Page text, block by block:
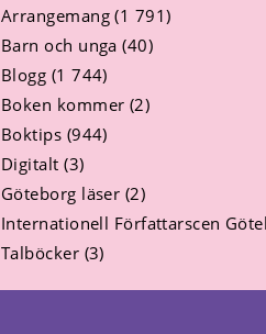
Arrangemang(1 791)
Barn och unga (40)
Blogg (1 744)
Boken kommer (2)
Boktips (944)
Digitalt (3)
Göteborg läser (2)
Internationell Författarscen
Talböcker (3)